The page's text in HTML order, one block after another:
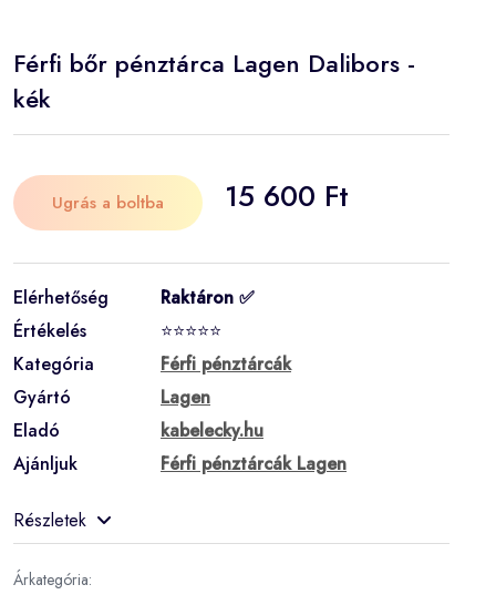
Férfi bőr pénztárca Lagen Dalibors -
kék
Ugrás a boltba 15 600 Ft
Elérhetőség
Raktáron ✅
Értékelés
⭐⭐⭐⭐⭐
Kategória
Férfi pénztárcák
Gyártó
Lagen
Eladó
kabelecky.hu
Ajánljuk
Férfi pénztárcák Lagen
Részletek
Árkategória: